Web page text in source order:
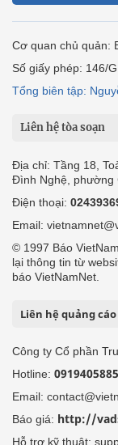
Cơ quan chủ quản:
Số giấy phép: 146/
Tổng biên tập:
Liên hệ tòa soạn
Địa chỉ: Tầng 18,
Đình Nghệ, phường
Điện thoại:
Email:
© 1997 Báo
lại thông tin từ
báo VietNamNet.
Liên hệ quảng cáo
Công ty Cổ phần
Hotline:
Email:
Báo giá: http://
Hỗ trợ kỹ thuật: